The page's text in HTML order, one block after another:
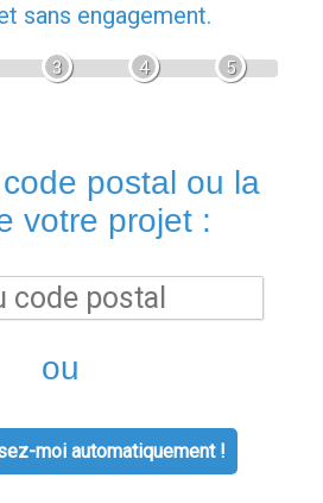
sans engagement.
3 4 5
postal ou la
votre projet :
ou
moi automatiquement !